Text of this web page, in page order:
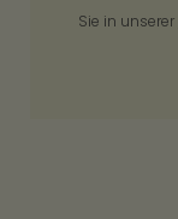
Sie in unserer